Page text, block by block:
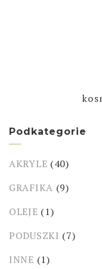
Podkategorie
AKRYLE (40)
GRAFIKA (9)
OLEJE (1)
PODUSZKI (7)
INNE (1)